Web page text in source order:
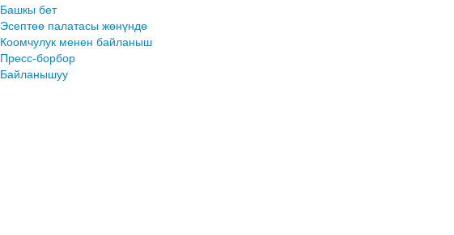
Башкы бет
Эсептөө палатасы жөнүндө
Коомчулук менен байланыш
Пресс-борбор
Байланышуу